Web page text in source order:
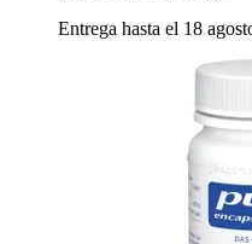
Entrega hasta el 18